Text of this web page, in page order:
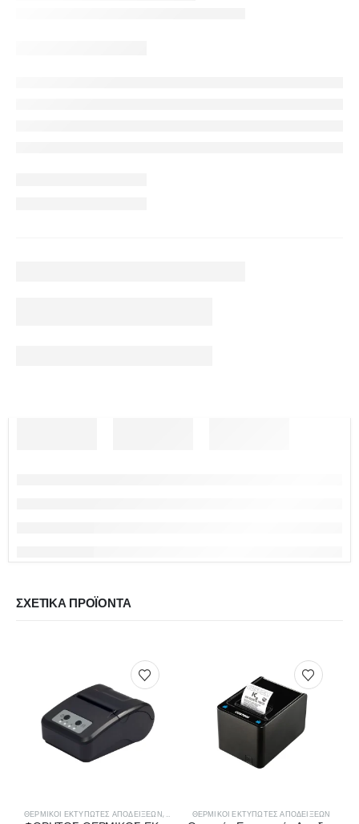
ΣΧΕΤΙΚΆ ΠΡΟΪΌΝΤΑ
ΘΕΡΜΙΚΟΊ ΕΚΤΥΠΩΤΈΣ ΑΠΟΔΕΊΞΕΩΝ, ΣΥΣΤΉΜΑΤΑ ΠΩΛΉΣΕΩΝ
ΘΕΡΜΙΚΟΊ ΕΚΤΥΠΩΤΈΣ ΑΠΟΔΕΊΞΕΩΝ